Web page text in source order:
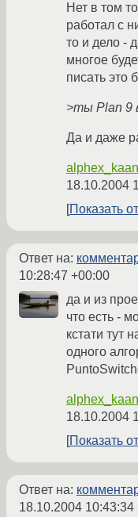
Нет в том
работал с
то и дело -
многое
писать это
>ты Plan 9
Да и даже
18.10.2004
Показать
Ответ на:
10:28:47 +00:00
да и из
что есть -
кстати тут
одного
18.10.2004
Показать
Ответ на:
18.10.2004 10:43:34